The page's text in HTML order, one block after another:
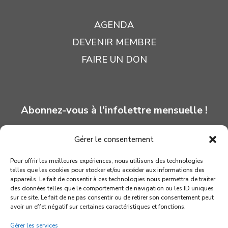
Gérer le consentement
Pour offrir les meilleures expériences, nous utilisons des technologies
telles que les cookies pour stocker et/ou accéder aux informations des
appareils. Le fait de consentir à ces technologies nous permettra de traiter
des données telles que le comportement de navigation ou les ID uniques
sur ce site. Le fait de ne pas consentir ou de retirer son consentement peut
avoir un effet négatif sur certaines caractéristiques et fonctions.
Gérer les services
AGENDA
DEVENIR MEMBRE
FAIRE UN DON
Abonnez-vous à l’infolettre mensuelle !